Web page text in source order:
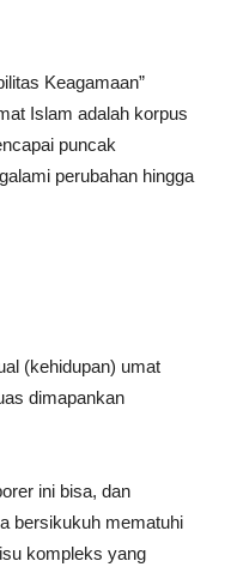
Keagamaan”
Islam adalah korpus
puncak
perubahan hingga
(kehidupan) umat
dimapankan
ini bisa, dan
bersikukuh mematuhi
kompleks yang